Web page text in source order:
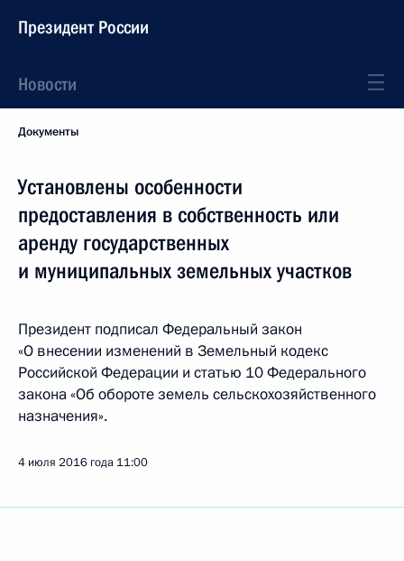
Президент России
Новости
Документы
Установлены особенности
предоставления в собственность или
аренду государственных
и муниципальных земельных участков
Президент подписал Федеральный закон
«О внесении изменений в Земельный кодекс
Российской Федерации и статью 10 Федерального
закона «Об обороте земель сельскохозяйственного
назначения».
4 июля 2016 года 11:00